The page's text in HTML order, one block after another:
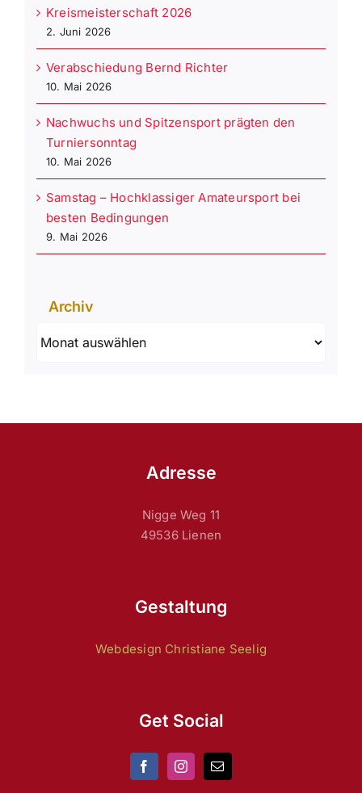
Kreismeisterschaft 2026
2. Juni 2026
Verabschiedung Bernd Richter
10. Mai 2026
Nachwuchs und Spitzensport prägten den
Turniersonntag
10. Mai 2026
Samstag – Hochklassiger Amateursport bei
besten Bedingungen
9. Mai 2026
Archiv
Adresse
Nigge Weg 11
49536 Lienen
Gestaltung
Webdesign Christiane Seelig
Get Social